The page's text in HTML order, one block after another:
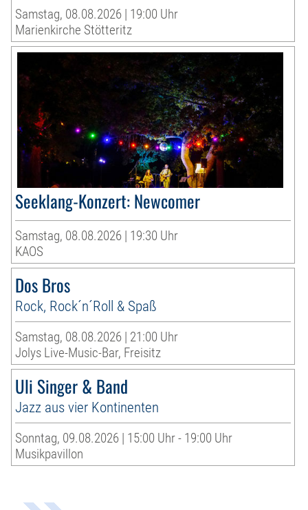
Samstag, 08.08.2026 | 19:00 Uhr
Marienkirche Stötteritz
Seeklang-Konzert: Newcomer
Samstag, 08.08.2026 | 19:30 Uhr
KAOS
Dos Bros
Rock, Rock´n´Roll & Spaß
Samstag, 08.08.2026 | 21:00 Uhr
Jolys Live-Music-Bar, Freisitz
Uli Singer & Band
Jazz aus vier Kontinenten
Sonntag, 09.08.2026 | 15:00 Uhr - 19:00 Uhr
Musikpavillon